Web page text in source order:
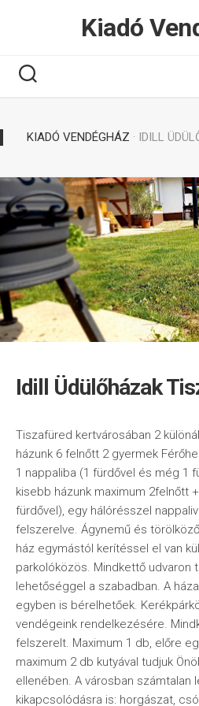
Kiadó
KIADÓ VENDÉGHÁZ · IDILL
Idill Üdülőházak
Tiszafüred kertvárosában 2
házunk 6 felnőtt 2 gyermek
1 nappaliba (1 fürdővel és még 1
kisebb házunk maximum 2felnőtt
fürdővel), egy hálórésszel
felszerelve. Ágynemű és
ház egymástól kerítéssel el van
parkolóközös. Mindkettő udvaron
lehetőséggel a szabadban. A
egyben is bérelhetőek.
vendégeink rendelkezésére.
felszerelt. Maximum 1 db, előre
maximum 2 db kutyával tudjuk
ellenében. A városban számtalan
kikapcsolódásra is: horgászat,